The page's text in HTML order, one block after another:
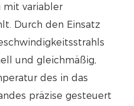
mit variabler
Durch den Einsatz
und gleichmäßig,
des in das
präzise gesteuert